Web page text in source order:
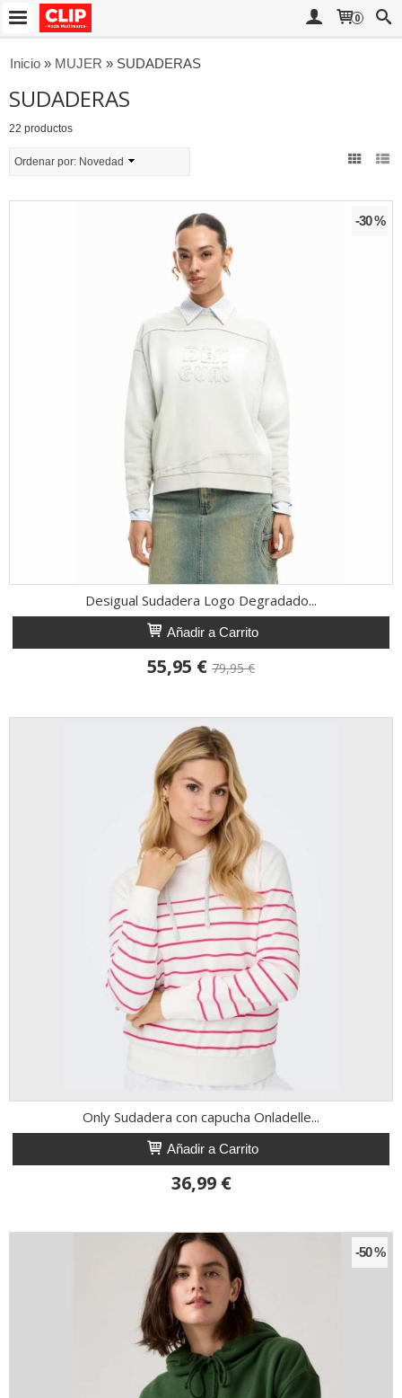
0
Inicio » MUJER » SUDADERAS
SUDADERAS
22 productos
Ordenar por: Novedad
-30 %
Desigual Sudadera Logo Degradado...
Añadir a Carrito
55,95 € 79,95 €
Only Sudadera con capucha Onladelle...
Añadir a Carrito
36,99 €
-50 %